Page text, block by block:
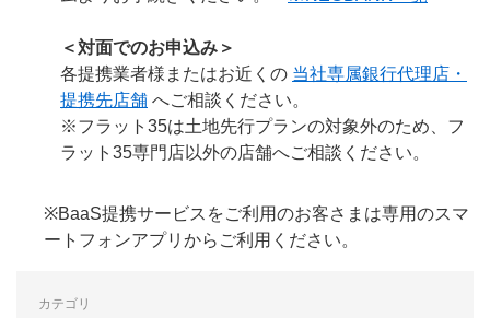
＜対面でのお申込み＞
各提携業者様またはお近くの 当社専属銀行代理店・
提携先店舗 へご相談ください。
※フラット35は土地先行プランの対象外のため、フ
ラット35専門店以外の店舗へご相談ください。
※BaaS提携サービスをご利用のお客さまは専用のスマ
ートフォンアプリからご利用ください。
カテゴリ